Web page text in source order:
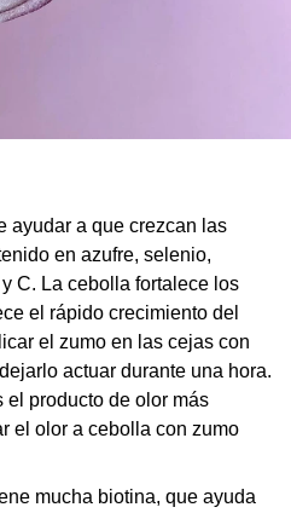
ayudar a que crezcan las
en azufre, selenio,
C. La cebolla fortalece los
el rápido crecimiento del
el zumo en las cejas con
actuar durante una hora.
el producto de olor más
el olor a cebolla con zumo
mucha biotina, que ayuda